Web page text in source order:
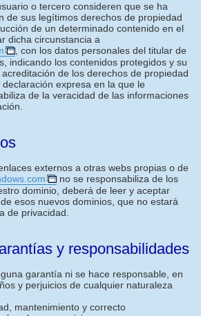
o tercero consideren que se ha
de sus legítimos derechos de propiedad
de un determinado contenido en el
dicha circunstancia a
, con los datos personales del titular de
indicando los contenidos protegidos y su
de los derechos de propiedad
expresa en la que le
de la veracidad de las informaciones
externos a otras webs propias o de
no se responsabiliza de los
dominio, deberá de leer y aceptar
esos nuevos dominios, que no estará
de privacidad.
y responsabilidades
garantía ni se hace responsable, en
y perjuicios de cualquier naturaleza
mantenimiento y correcto